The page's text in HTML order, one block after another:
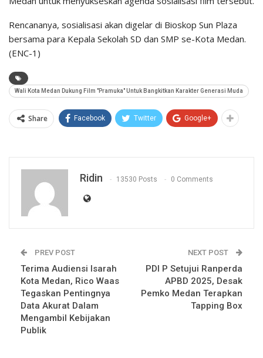
Rencananya, sosialisasi akan digelar di Bioskop Sun Plaza
bersama para Kepala Sekolah SD dan SMP se-Kota Medan.
(ENC-1)
Wali Kota Medan Dukung Film "Pramuka" Untuk Bangkitkan Karakter Generasi Muda
Share Facebook Twitter Google+
Ridin 13530 Posts 0 Comments
PREV POST
Terima Audiensi Isarah
Kota Medan, Rico Waas
Tegaskan Pentingnya
Data Akurat Dalam
Mengambil Kebijakan
Publik
NEXT POST
PDI P Setujui Ranperda
APBD 2025, Desak
Pemko Medan Terapkan
Tapping Box